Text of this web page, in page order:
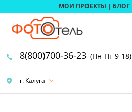
МОИ ПРОЕКТЫ | БЛОГ
г. Калуга
8(800)700-36-23 (Пн-Пт 9-18)